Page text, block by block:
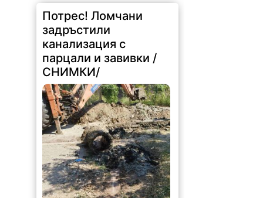
Потрес! Ломчани
задръстили
канализация с
парцали и завивки /
СНИМКИ/